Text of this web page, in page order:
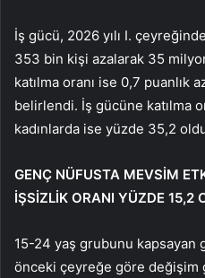
İş gücü, 2026 yılı I.
353 bin kişi azalarak 35
katılma oranı ise 0,7 puanlık
belirlendi. İş gücüne katılma
kadınlarda ise yüzde 35,2
GENÇ NÜFUSTA MEVSİM
İŞSİZLİK ORANI YÜZDE 15,2
15-24 yaş grubunu kapsayan
önceki çeyreğe göre değişim